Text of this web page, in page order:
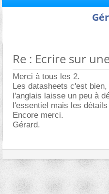
Re : Ecrire sur
Merci à tous les 2.
Les datasheets c'est
l'anglais laisse un peu à
l'essentiel mais les
Encore merci.
Gérard.